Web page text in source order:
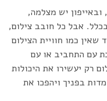
ובאייפון יש מצלמה,
אבל כל חובב צילום,
כמו חוויית הצילום
עם התחביב או עם
רק יעשירו את היכולות
בפניך ויהפכו את